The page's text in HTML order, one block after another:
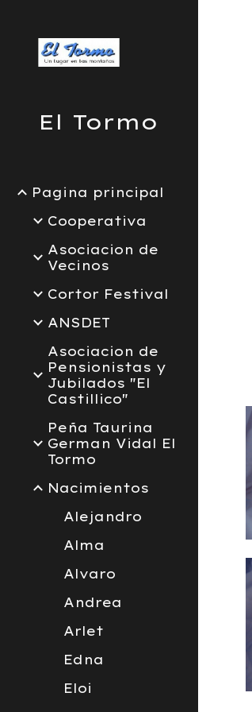
El Tormo
Pagina principal
Cooperativa
Asociacion de
Vecinos
Cortor Festival
ANSDET
Asociacion de
Pensionistas y
Jubilados "El
Castillico"
Peña Taurina
German Vidal El
Tormo
Nacimientos
Alejandro
Alma
Alvaro
Andrea
Arlet
Edna
Eloi